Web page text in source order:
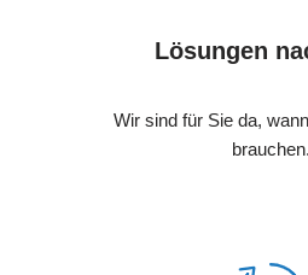
Lösungen
Wir sind für Sie da,
brauchen.